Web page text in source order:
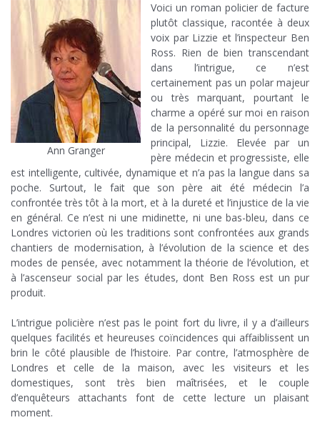
Ann Granger
Voici un roman policier de facture
plutôt classique, racontée à deux
voix par Lizzie et l’inspecteur Ben
Ross. Rien de bien transcendant
dans l’intrigue, ce n’est
certainement pas un polar majeur
ou très marquant, pourtant le
charme a opéré sur moi en raison
de la personnalité du personnage
principal, Lizzie. Elevée par un
père médecin et progressiste, elle
est intelligente, cultivée, dynamique et n’a pas la langue dans sa
poche. Surtout, le fait que son père ait été médecin l’a
confrontée très tôt à la mort, et à la dureté et l’injustice de la vie
en général. Ce n’est ni une midinette, ni une bas-bleu, dans ce
Londres victorien où les traditions sont confrontées aux grands
chantiers de modernisation, à l’évolution de la science et des
modes de pensée, avec notamment la théorie de l’évolution, et
à l’ascenseur social par les études, dont Ben Ross est un pur
produit.
L’intrigue policière n’est pas le point fort du livre, il y a d’ailleurs
quelques facilités et heureuses coïncidences qui affaiblissent un
brin le côté plausible de l’histoire. Par contre, l’atmosphère de
Londres et celle de la maison, avec les visiteurs et les
domestiques, sont très bien maîtrisées, et le couple
d’enquêteurs attachants font de cette lecture un plaisant
moment.